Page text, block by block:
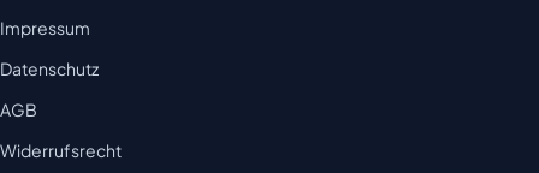
Impressum
Datenschutz
AGB
Widerrufsrecht